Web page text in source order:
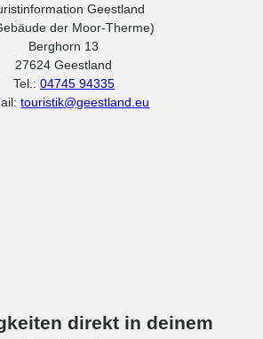
Geestland
der Moor-Therme)
Berghorn 13
27624 Geestland
Tel.: 04745 94335
touristik@geestland.eu
direkt in deinem